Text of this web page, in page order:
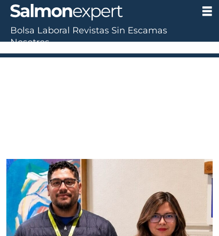
Tag:
extranjeros
Bolsa Laboral Revistas Sin Escamas
Nosotros